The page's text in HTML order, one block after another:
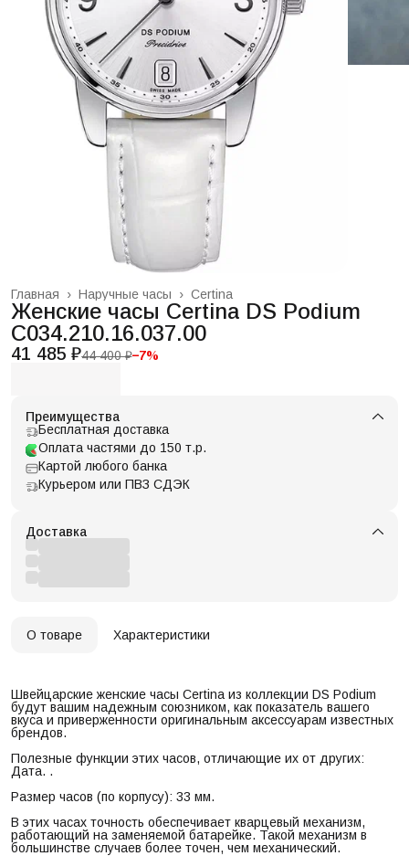
Certina
Наручные часы ›
Главная ›
Женские часы Certina DS Podium
C034.210.16.037.00
41 485 ₽44 400 ₽−7%
Преимущества
Бесплатная доставка
Оплата частями до 150 т.р.
Картой любого банка
Курьером или ПВЗ СДЭК
Доставка
О товаре Характеристики
Швейцарские женские часы Certina из коллекции DS Podium
будут вашим надежным союзником, как показатель вашего
вкуса и приверженности оригинальным аксессуарам известных
брендов.
Полезные функции этих часов, отличающие их от других:
Дата. .
Размер часов (по корпусу): 33 мм.
В этих часах точность обеспечивает кварцевый механизм,
работающий на заменяемой батарейке. Такой механизм в
большинстве случаев более точен, чем механический.